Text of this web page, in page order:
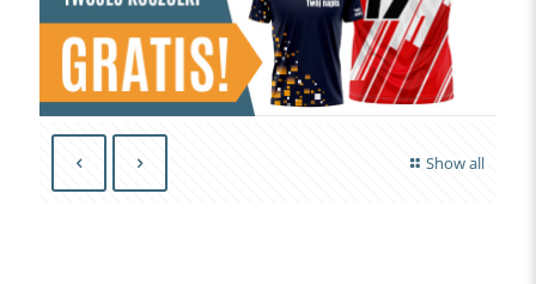
Show all